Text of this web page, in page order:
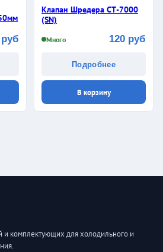
Клапан Шредера СТ-7000
(SN)
Много 120 руб
Подробнее
В корзину
и комплектующих для холодильного и